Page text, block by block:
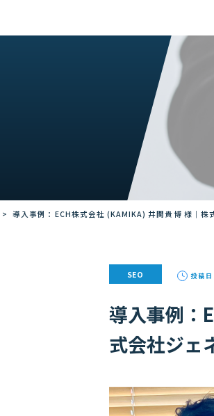
導入事例：ECH株式会社 (KAMIKA) 井関貴博 様｜株
SEO 投稿
導入事例：
式会社ジェ